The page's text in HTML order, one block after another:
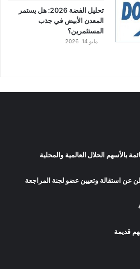
تحليل الفضة 2026: هل يستمر
المعدن الأبيض في جذب
المستثمرين؟
مايو 14, 2026
بالأسهم الحلال العالمية والمحلية
عن استقالة وتعيين عضو لجنة المراجعة
قديمة